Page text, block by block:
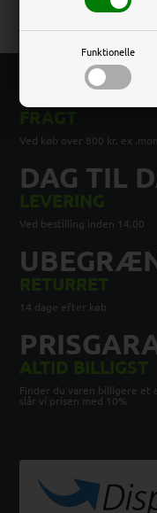
Funktionelle
FRI
FRAGT
Ved køb over 800 kr. ex
DAG TIL
LEVERING
Ved bestilling inden 14.00
RETURRET
14 dage efter køb
ALTID BILLIGST
Finder du varen billigere et
slår vi prisen med 10%